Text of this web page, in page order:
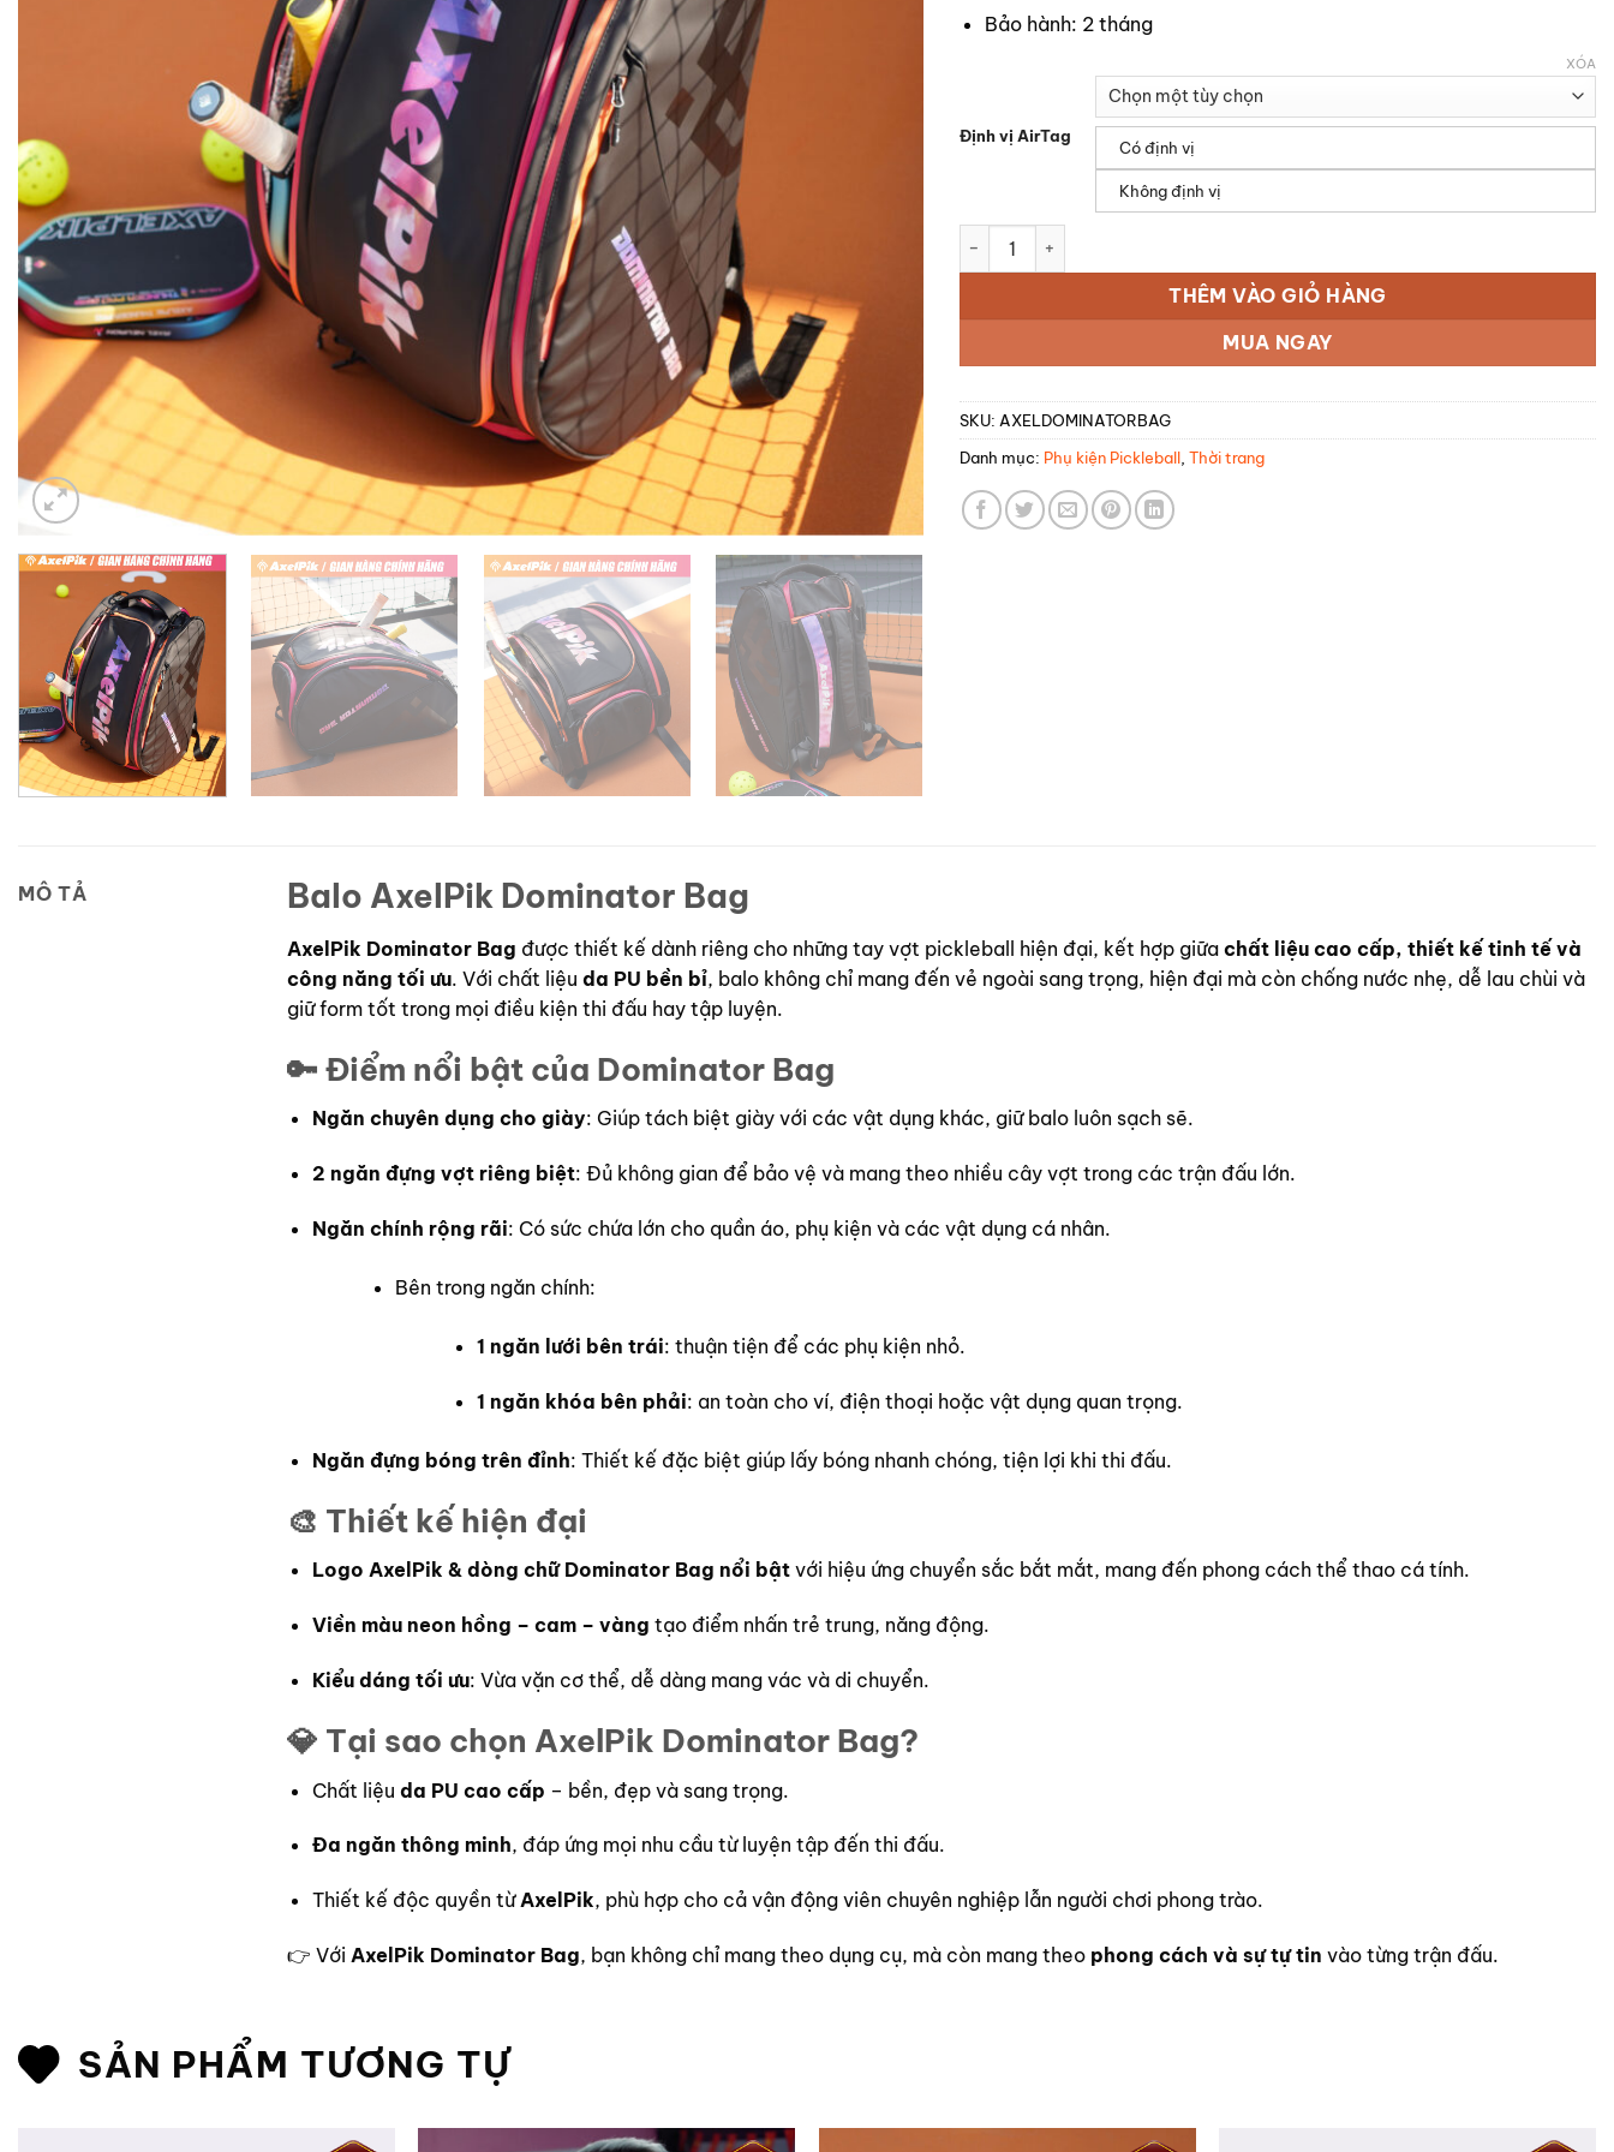
Bảo hành: 2 tháng
Định vị AirTag
Có định vị
Không định vị
XÓA
Balo thể thao Pickleball AxelPik Dominator Bag số lượng
THÊM VÀO GIỎ HÀNG
MUA NGAY
SKU: AXELDOMINATORBAG
Danh mục: Phụ kiện Pickleball Thời trang
MÔ TẢ Balo AxelPik Dominator Bag
AxelPik Dominator Bag được thiết kế dành riêng cho những tay vợt pickleball hiện đại, kết hợp giữa chất liệu cao cấp, thiết kế tinh tế và
công năng tối ưu. Với chất liệu da PU bền bỉ, balo không chỉ mang đến vẻ ngoài sang trọng, hiện đại mà còn chống nước nhẹ, dễ lau chùi và
giữ form tốt trong mọi điều kiện thi đấu hay tập luyện.
🔑 Điểm nổi bật của Dominator Bag
Ngăn chuyên dụng cho giày: Giúp tách biệt giày với các vật dụng khác, giữ balo luôn sạch sẽ.
2 ngăn đựng vợt riêng biệt: Đủ không gian để bảo vệ và mang theo nhiều cây vợt trong các trận đấu lớn.
Ngăn chính rộng rãi: Có sức chứa lớn cho quần áo, phụ kiện và các vật dụng cá nhân.
Bên trong ngăn chính:
1 ngăn lưới bên trái: thuận tiện để các phụ kiện nhỏ.
1 ngăn khóa bên phải: an toàn cho ví, điện thoại hoặc vật dụng quan trọng.
Ngăn đựng bóng trên đỉnh: Thiết kế đặc biệt giúp lấy bóng nhanh chóng, tiện lợi khi thi đấu.
🎨 Thiết kế hiện đại
Logo AxelPik & dòng chữ Dominator Bag nổi bậtvới hiệu ứng chuyển sắc bắt mắt, mang đến phong cách thể thao cá tính.
Viền màu neon hồng – cam – vàng tạo điểm nhấn trẻ trung, năng động.
Kiểu dáng tối ưu: Vừa vặn cơ thể, dễ dàng mang vác và di chuyển.
💎 Tại sao chọn AxelPik Dominator Bag?
Chất liệu da PU cao cấp – bền, đẹp và sang trọng.
Đa ngăn thông minh, đáp ứng mọi nhu cầu từ luyện tập đến thi đấu.
Thiết kế độc quyền từAxelPik, phù hợp cho cả vận động viên chuyên nghiệp lẫn người chơi phong trào.
👉 Với AxelPik Dominator Bag, bạn không chỉ mang theo dụng cụ, mà còn mang theo phong cách và sự tự tin vào từng trận đấu.
SẢN PHẨM TƯƠNG TỰ